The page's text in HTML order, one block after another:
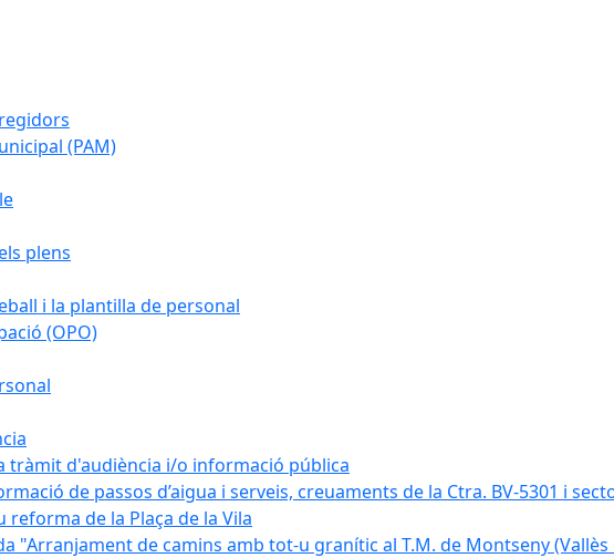
(PAM)
plens
i la plantilla de personal
(OPO)
tràmit d'audiència i/o informació pública
de passos d’aigua i serveis, creuaments de la Ctra. BV-5301 i
reforma de la Plaça de la Vila
"Arranjament de camins amb tot-u granític al T.M. de Montseny (Vallès